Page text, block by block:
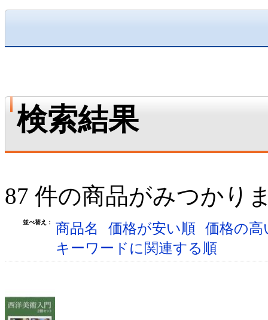
検索結果
87 件の商品がみつかり
並べ替え： 商品名 価格が安い順 価格の
キーワードに関連する順